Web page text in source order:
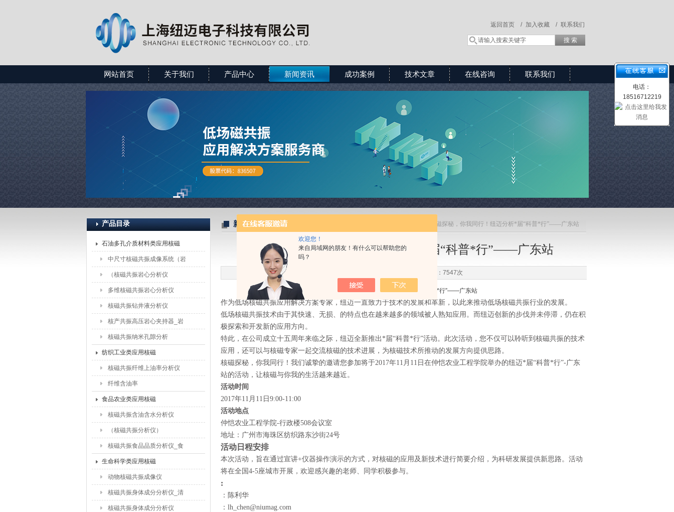
欢迎您！
来自局域网的朋友！有什么可以帮助您的
吗？
上海纽迈电子科技有限公司
联系我们
加入收藏 /
返回首页 /
网站首页 关于我们 产品中心 新闻资讯 成功案例 技术文章 在线咨询 联系我们
产品目录
石油多孔介质材料类应用核磁
中尺寸核磁共振成像系统（岩
石）
（核磁共振岩心分析仪
（5MHz））
多维核磁共振岩心分析仪
核磁共振钻井液分析仪
核产共振高压岩心夹持器_岩
心驱替夹持器配件
核磁共振纳米孔隙分析
纺织工业类应用核磁
核磁共振纤维上油率分析仪
纤维含油率
食品农业类应用核磁
核磁共振含油含水分析仪
（核磁共振分析仪）
核磁共振食品品质分析仪_食
品含水量_食品干燥水分迁移
研究
生命科学类应用核磁
动物核磁共振成像仪
核磁共振身体成分分析仪_清
醒动物体脂含量测试仪
核磁共振身体成分分析仪
新闻资讯 核磁探秘，你我同行！纽迈分析*届“科普*行”——广东站
核磁探秘，你我同行！纽迈分析*届“科普*行”——广东站
更新时间：2017-11-08 点击次数：7547次
核磁探秘，你我同行！纽迈分析*届“科普*行”——广东站
作为低场核磁共振应用解决方案专家，纽迈一直致力于技术的发展和革新，以此来推动低场核磁共振行业的发展。
低场核磁共振技术由于其快速、无损、的特点也在越来越多的领域被人熟知应用。而纽迈创新的步伐并未停滞，仍在积
极探索和开发新的应用方向。
特此，在公司成立十五周年来临之际，纽迈全新推出*届“科普*行”活动。此次活动，您不仅可以聆听到核磁共振的技术
应用，还可以与核磁专家一起交流核磁的技术进展，为核磁技术所推动的发展方向提供思路。
核磁探秘，你我同行！我们诚挚的邀请您参加将于2017年11月11日在仲恺农业工程学院举办的纽迈*届“科普*行”-广东
站的活动，让核磁与你我的生活越来越近。
活动时间
2017年11月11日9:00-11:00
活动地点
仲恺农业工程学院-行政楼508会议室
地址：广州市海珠区纺织路东沙街24号
活动日程安排
本次活动，旨在通过宣讲+仪器操作演示的方式，对核磁的应用及新技术进行简要介绍，为科研发展提供新思路。活动
将在全国4-5座城市开展，欢迎感兴趣的老师、同学积极参与。
:
：陈利华
：lh_chen@niumag.com
电话：
18516712219